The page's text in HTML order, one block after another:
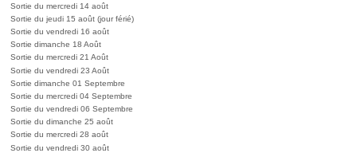
Sortie du mercredi 14 août
Sortie du jeudi 15 août (jour férié)
Sortie du vendredi 16 août
Sortie dimanche 18 Août
Sortie du mercredi 21 Août
Sortie du vendredi 23 Août
Sortie dimanche 01 Septembre
Sortie du mercredi 04 Septembre
Sortie du vendredi 06 Septembre
Sortie du dimanche 25 août
Sortie du mercredi 28 août
Sortie du vendredi 30 août